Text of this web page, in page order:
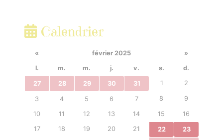
Calendrier
« février 2025
»
l.
m. m. j. v. s. d.
27 28 29 30 31 1 2
3 4 5 6 7 8 9
10 11 12 13 14 15
16
17
18 19 20 21 22
23